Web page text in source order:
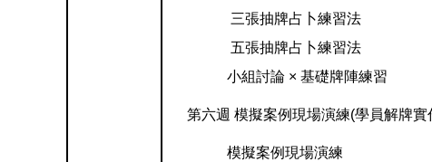
三張抽牌占卜練習法
五張抽牌占卜練習法
小組討論 × 基礎牌陣練習
第六週 模擬案例現場演練(學員解牌實
模擬案例現場演練